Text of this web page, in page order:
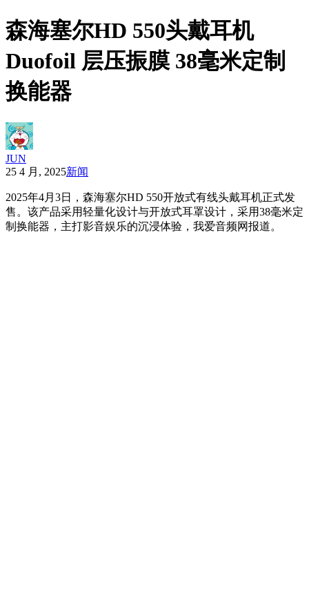
森海塞尔HD 550头戴耳机
Duofoil 层压振膜 38毫米定制
换能器
JUN
25 4 月, 2025新闻
2025年4月3日，森海塞尔HD 550开放式有线头戴耳机正式发
售。该产品采用轻量化设计与开放式耳罩设计，采用38毫米定
制换能器，主打影音娱乐的沉浸体验，我爱音频网报道。